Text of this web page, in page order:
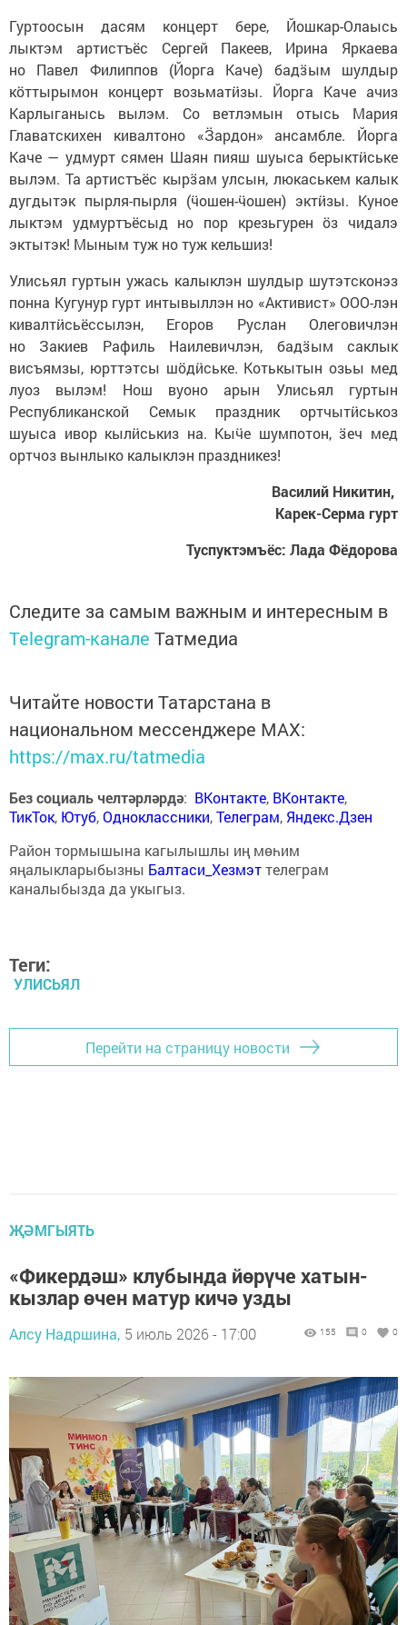
Гуртоосын дасям концерт бере, Йошкар-Олаысь
лыктэм артистъёс Сергей Пакеев, Ирина Яркаева
но Павел Филиппов (Йорга Каче) бадӟым шулдыр
кӧттырымон концерт возьматӥзы. Йорга Каче ачиз
Карлыганысь вылэм. Со ветлэмын отысь Мария
Главатскихен кивалтоно «Ӟардон» ансамбле. Йорга
Каче — удмурт сямен Шаян пияш шуыса берыктӥське
вылэм. Та артистъёс кырӟам улсын, люкаськем калык
дугдытэк пырля-пырля (ӵошен-ӵошен) эктӥзы. Куное
лыктэм удмуртъёсыд но пор крезьгурен ӧз чидалэ
эктытэк! Мыным туж но туж кельшиз!
Улисьял гуртын ужась калыклэн шулдыр шутэтсконэз
понна Кугунур гурт интывыллэн но «Активист» ООО-лэн
кивалтӥсьёссылэн, Егоров Руслан Олеговичлэн
но Закиев Рафиль Наилевичлэн, бадӟым саклык
висъямзы, юрттэтсы шӧдӥське. Котькытын озьы мед
луоз вылэм! Нош вуоно арын Улисьял гуртын
Республиканской Семык праздник ортчытӥськоз
шуыса ивор кылӥськиз на. Кыӵе шумпотон, ӟеч мед
ортчоз вынлыко калыклэн праздникез!
Василий Никитин,
Карек-Серма гурт
Туспуктэмъёс: Лада Фёдорова
Следите за самым важным и интересным в
Telegram-канале Татмедиа
Читайте новости Татарстана в
национальном мессенджере MАХ:
https://max.ru/tatmedia
Без социаль челтәрләрдә: ВКонтакте, ВКонтакте,
ТикТок, Ютуб,Одноклассники,Телеграм, Яндекс.Дзен
Район тормышына кагылышлы иң мөһим
яңалыкларыбызны Балтаси_Хезмэттелеграм
каналыбызда да укыгыз.
Теги:
УЛИСЬЯЛ
Перейти на страницу новости
ҖӘМГЫЯТЬ
«Фикердәш» клубында йөрүче хатын-
кызлар өчен матур кичә узды
Алсу Надршина, 5 июль 2026 - 17:00 155 0 0